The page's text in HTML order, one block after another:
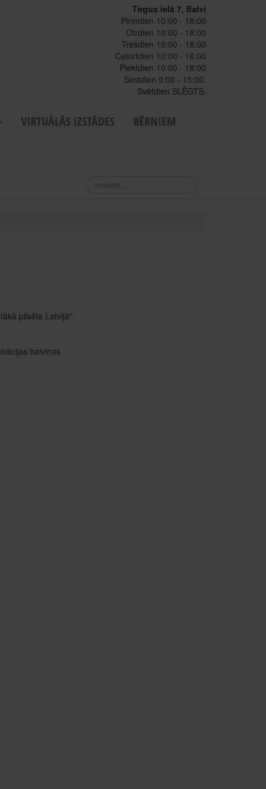
Tirgus ielā 7, Balvi
Pirmdien 10:00 - 18:00
Otrdien 10:00 - 18:00
Trešdien 10:00 - 18:00
Ceturtdien 10:00 - 18:00
Piektdien 10:00 - 18:00
Sestdien 9:00 - 15:00.
Svētdien SLĒGTS.
VIRTUĀLĀS IZSTĀDES
BĒRNIEM
meklēt...
pilsēta Latvijā".
balviņas